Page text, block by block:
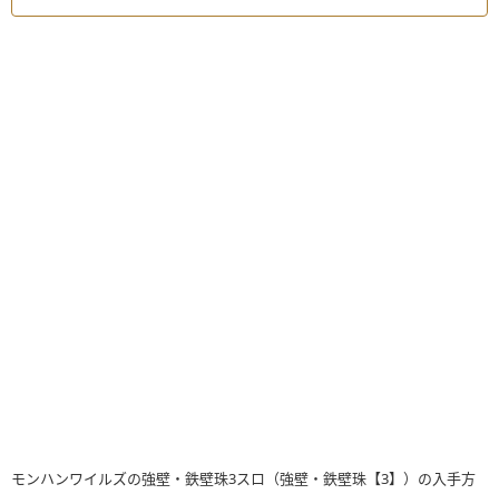
モンハンワイルズの強壁・鉄壁珠3スロ（強壁・鉄壁珠【3】）の入手方